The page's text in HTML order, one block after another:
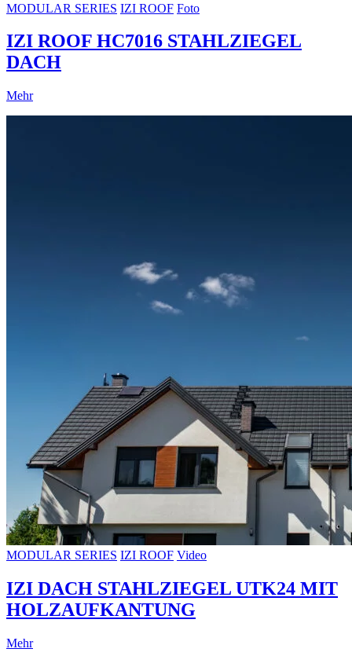
MODULAR SERIES IZI ROOF Foto
IZI ROOF HC7016 STAHLZIEGEL
DACH
Mehr
MODULAR SERIES IZI ROOF Video
IZI DACH STAHLZIEGEL UTK24 MIT
HOLZAUFKANTUNG
Mehr